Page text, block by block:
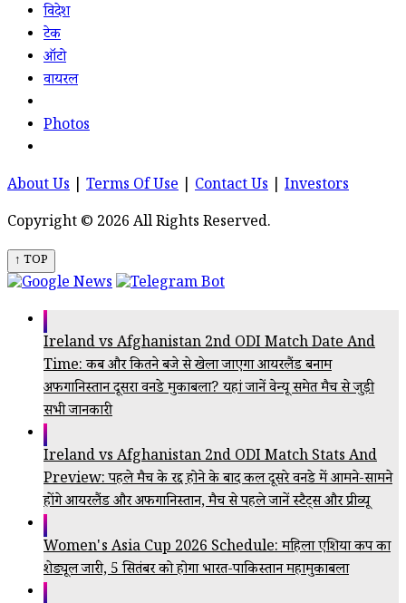
विदेश
टेक
ऑटो
वायरल
Photos
About Us Terms Of Use Contact Us
Investors
Copyright © 2026 All Rights Reserved.
↑ TOP
Ireland vs Afghanistan 2nd ODI Match Date And
Time: कब और कितने बजे से खेला जाएगा आयरलैंड बनाम
अफगानिस्तान दूसरा वनडे मुकाबला? यहां जानें वेन्यू समेत मैच से जुड़ी
सभी जानकारी
Ireland vs Afghanistan 2nd ODI Match Stats And
Preview: पहले मैच के रद्द होने के बाद कल दूसरे वनडे में आमने-सामने
होंगे आयरलैंड और अफगानिस्तान, मैच से पहले जानें स्टैट्स और प्रीव्यू
Women's Asia Cup 2026 Schedule: महिला एशिया कप का
शेड्यूल जारी, 5 सितंबर को होगा भारत-पाकिस्तान महामुकाबला